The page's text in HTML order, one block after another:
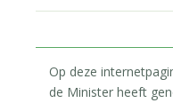
Op deze
de Minister heeft